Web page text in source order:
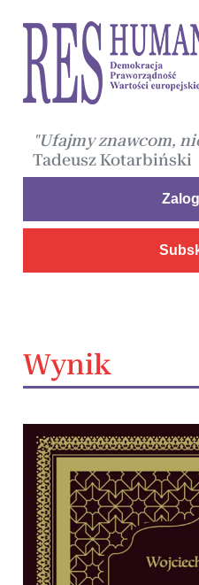
"Ufajmy znawcom,
Tadeusz Kotarbiński
Wynik